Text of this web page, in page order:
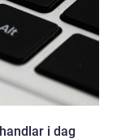
i dag